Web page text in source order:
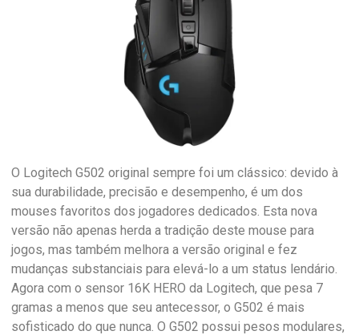
O Logitech G502 original sempre foi um clássico: devido à
sua durabilidade, precisão e desempenho, é um dos
mouses favoritos dos jogadores dedicados. Esta nova
versão não apenas herda a tradição deste mouse para
jogos, mas também melhora a versão original e fez
mudanças substanciais para elevá-lo a um status lendário.
Agora com o sensor 16K HERO da Logitech, que pesa 7
gramas a menos que seu antecessor, o G502 é mais
sofisticado do que nunca. O G502 possui pesos modulares,